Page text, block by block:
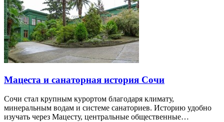
Мацеста и санаторная история Сочи
Сочи стал крупным курортом благодаря климату,
минеральным водам и системе санаториев. Историю удобно
изучать через Мацесту, центральные общественные…